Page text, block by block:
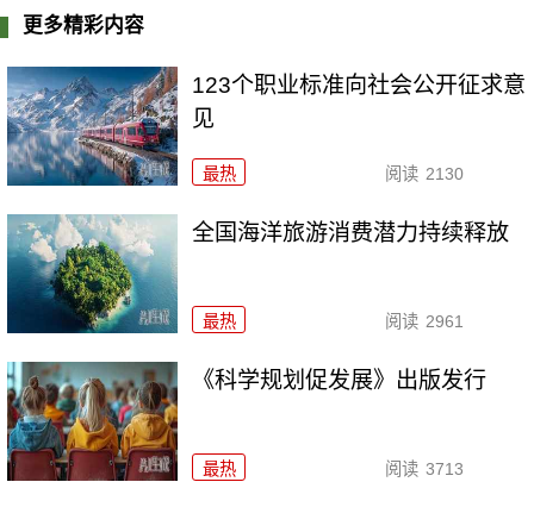
更多精彩内容
123个职业标准向社会公开征求意
见
最热 阅读 2130
全国海洋旅游消费潜力持续释放
最热 阅读 2961
《科学规划促发展》出版发行
最热 阅读 3713